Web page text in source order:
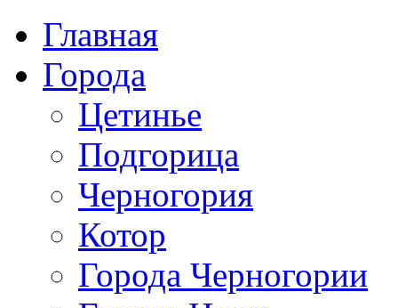
Главная
Города
Цетинье
Подгорица
Черногория
Котор
Города Черногории